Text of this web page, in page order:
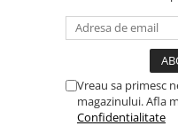
Vreau sa primesc
magazinului. Afla
Confidentialitate